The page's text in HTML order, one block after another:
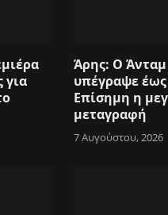
για
Άρης: Ο
υπέγραψε έως
Επίσημη η
μεταγραφή
7 Αυγούστου, 2026